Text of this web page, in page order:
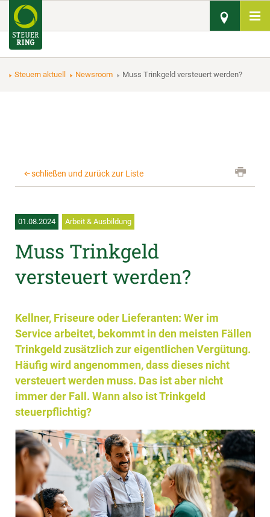
Steuern aktuell Newsroom Muss Trinkgeld versteuert werden?
schließen und zurück zur Liste
01.08.2024 Arbeit & Ausbildung
Muss Trinkgeld
versteuert werden?
Kellner, Friseure oder Lieferanten: Wer im
Service arbeitet, bekommt in den meisten Fällen
Trinkgeld zusätzlich zur eigentlichen Vergütung.
Häufig wird angenommen, dass dieses nicht
versteuert werden muss. Das ist aber nicht
immer der Fall. Wann also ist Trinkgeld
steuerpflichtig?